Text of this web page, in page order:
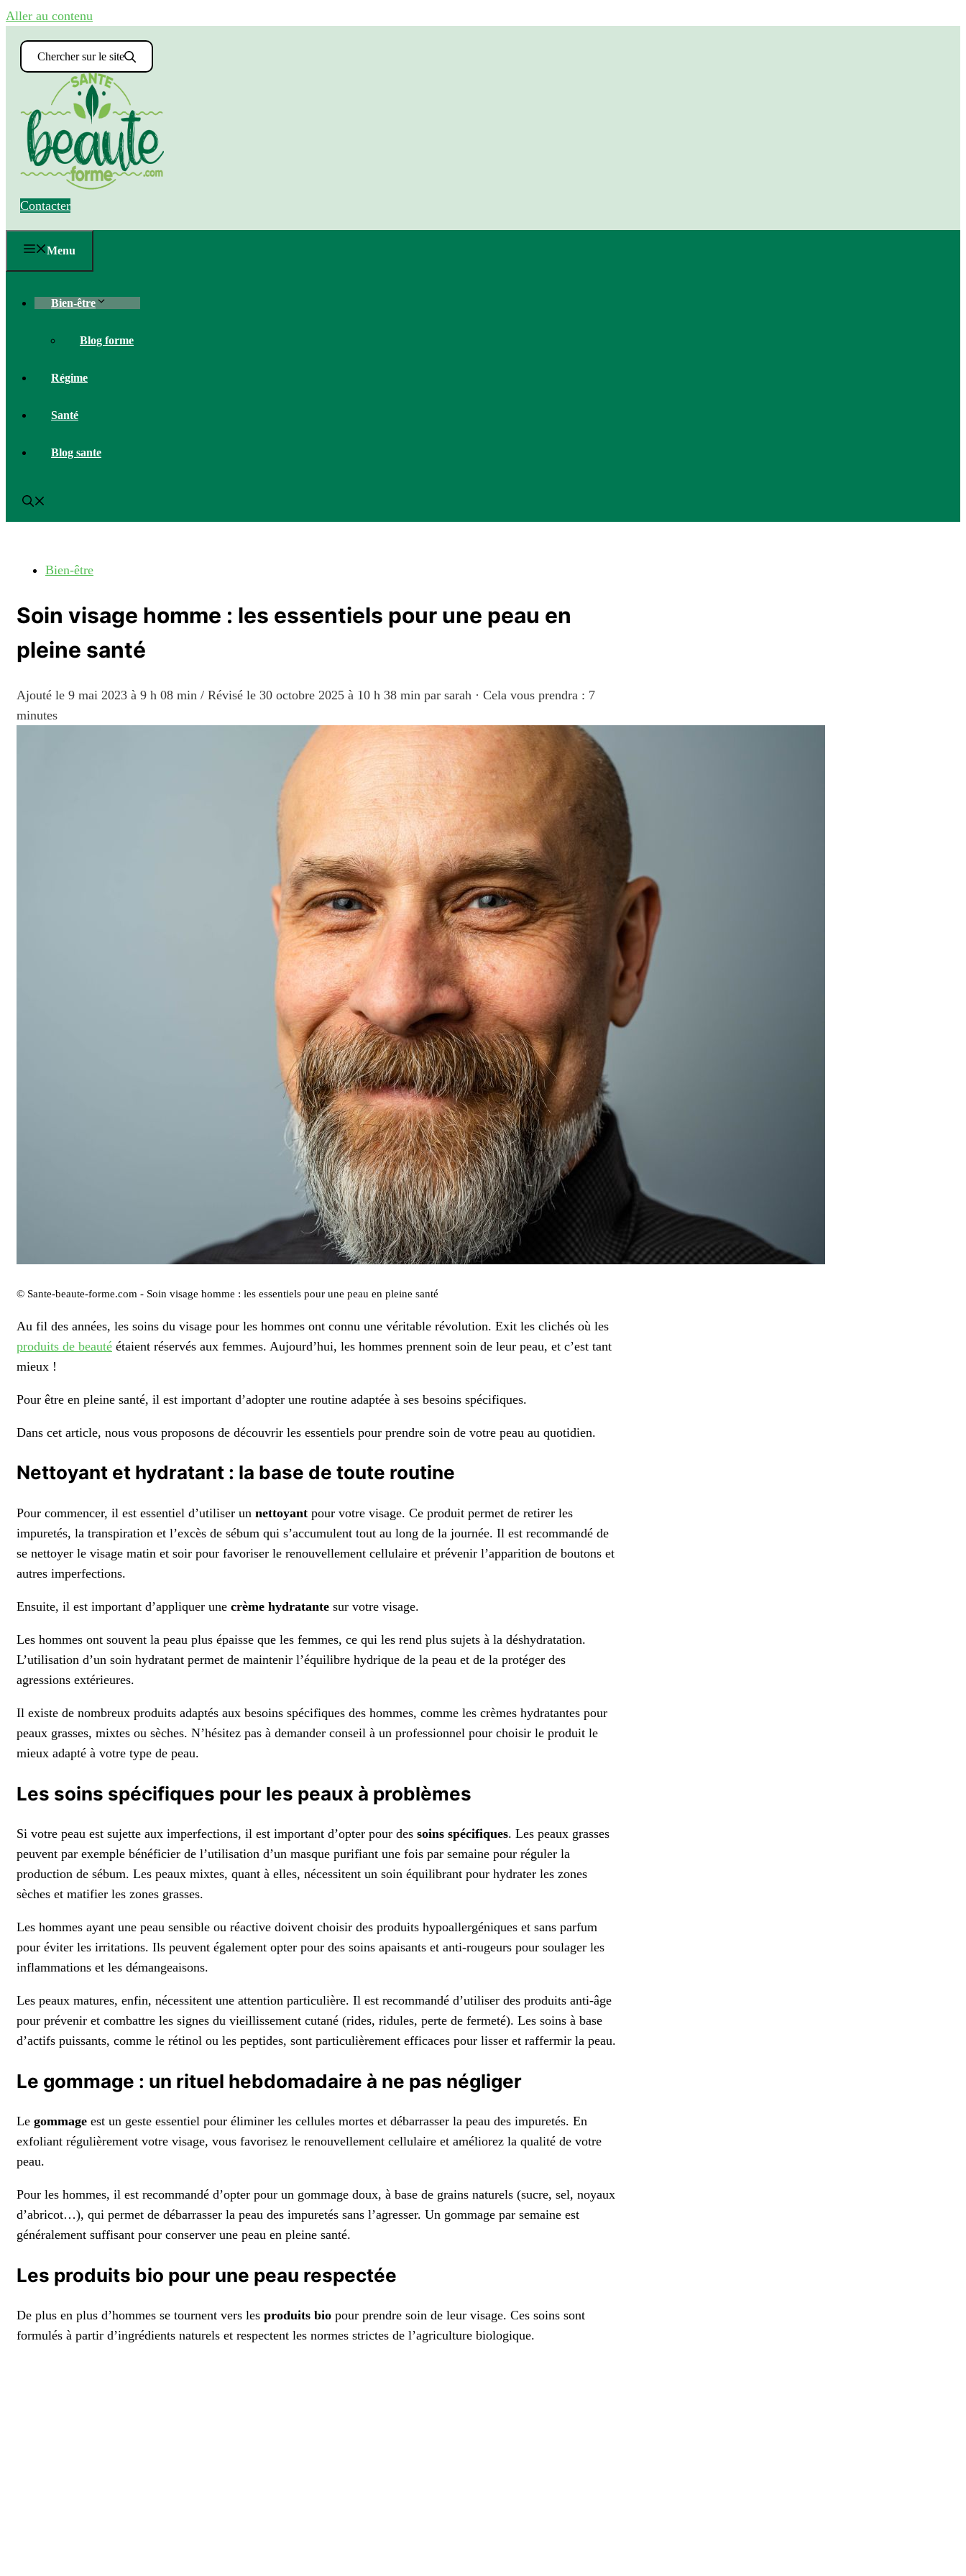
Aller au contenu
Chercher sur le site
Contacter
Menu
Bien-être
Blog forme
Régime
Santé
Blog sante
Bien-être
Soin visage homme : les essentiels pour une peau en
pleine santé
Ajouté le 9 mai 2023 à 9 h 08 min / Révisé le 30 octobre 2025 à 10 h 38 min par sarah · Cela vous prendra : 7
minutes
© Sante-beaute-forme.com - Soin visage homme : les essentiels pour une peau en pleine santé
Au fil des années, les soins du visage pour les hommes ont connu une véritable révolution. Exit les clichés où les
produits de beauté étaient réservés aux femmes. Aujourd’hui, les hommes prennent soin de leur peau, et c’est tant
mieux !
Pour être en pleine santé, il est important d’adopter une routine adaptée à ses besoins spécifiques.
Dans cet article, nous vous proposons de découvrir les essentiels pour prendre soin de votre peau au quotidien.
Nettoyant et hydratant : la base de toute routine
Pour commencer, il est essentiel d’utiliser un nettoyant pour votre visage. Ce produit permet de retirer les
impuretés, la transpiration et l’excès de sébum qui s’accumulent tout au long de la journée. Il est recommandé de
se nettoyer le visage matin et soir pour favoriser le renouvellement cellulaire et prévenir l’apparition de boutons et
autres imperfections.
Ensuite, il est important d’appliquer une crème hydratante sur votre visage.
Les hommes ont souvent la peau plus épaisse que les femmes, ce qui les rend plus sujets à la déshydratation.
L’utilisation d’un soin hydratant permet de maintenir l’équilibre hydrique de la peau et de la protéger des
agressions extérieures.
Il existe de nombreux produits adaptés aux besoins spécifiques des hommes, comme les crèmes hydratantes pour
peaux grasses, mixtes ou sèches. N’hésitez pas à demander conseil à un professionnel pour choisir le produit le
mieux adapté à votre type de peau.
Les soins spécifiques pour les peaux à problèmes
Si votre peau est sujette aux imperfections, il est important d’opter pour des soins spécifiques. Les peaux grasses
peuvent par exemple bénéficier de l’utilisation d’un masque purifiant une fois par semaine pour réguler la
production de sébum. Les peaux mixtes, quant à elles, nécessitent un soin équilibrant pour hydrater les zones
sèches et matifier les zones grasses.
Les hommes ayant une peau sensible ou réactive doivent choisir des produits hypoallergéniques et sans parfum
pour éviter les irritations. Ils peuvent également opter pour des soins apaisants et anti-rougeurs pour soulager les
inflammations et les démangeaisons.
Les peaux matures, enfin, nécessitent une attention particulière. Il est recommandé d’utiliser des produits anti-âge
pour prévenir et combattre les signes du vieillissement cutané (rides, ridules, perte de fermeté). Les soins à base
d’actifs puissants, comme le rétinol ou les peptides, sont particulièrement efficaces pour lisser et raffermir la peau.
Le gommage : un rituel hebdomadaire à ne pas négliger
Le gommage est un geste essentiel pour éliminer les cellules mortes et débarrasser la peau des impuretés. En
exfoliant régulièrement votre visage, vous favorisez le renouvellement cellulaire et améliorez la qualité de votre
peau.
Pour les hommes, il est recommandé d’opter pour un gommage doux, à base de grains naturels (sucre, sel, noyaux
d’abricot…), qui permet de débarrasser la peau des impuretés sans l’agresser. Un gommage par semaine est
généralement suffisant pour conserver une peau en pleine santé.
Les produits bio pour une peau respectée
De plus en plus d’hommes se tournent vers les produits bio pour prendre soin de leur visage. Ces soins sont
formulés à partir d’ingrédients naturels et respectent les normes strictes de l’agriculture biologique.